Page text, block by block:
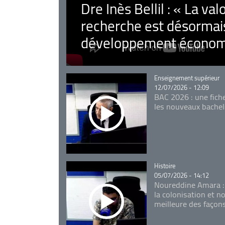
Dre Inès Bellil : « La
recherche est
développement
Catégorie
Enseignement supérieur
12/07/2026 - 12:09
BAC 2026 : une
les nouveaux
Catégorie
Histoire
05/07/2026 - 14:12
Noureddine Amara
la colonisation et
meilleure des